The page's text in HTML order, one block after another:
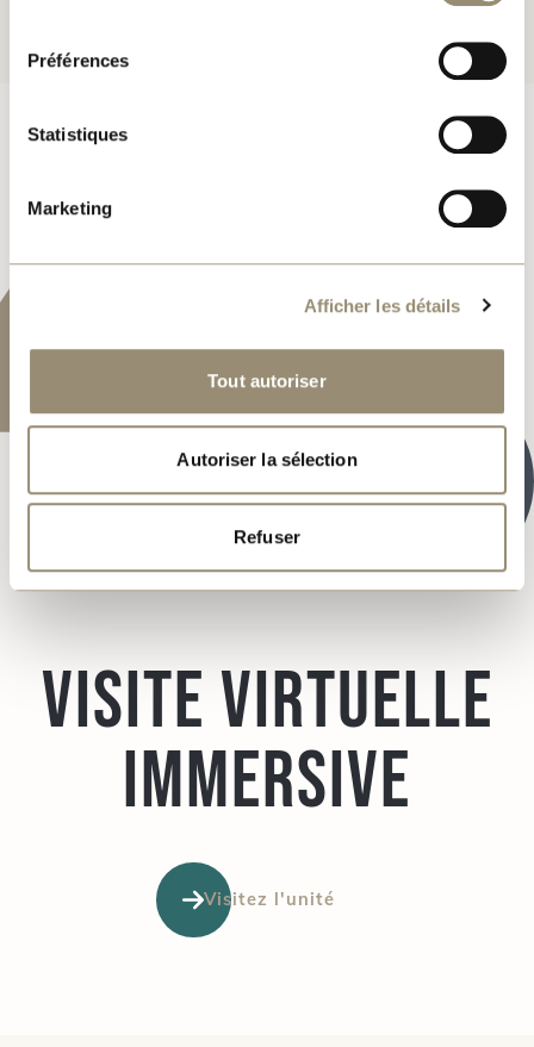
Préférences
Statistiques
Marketing
Afficher les détails
Tout autoriser
Autoriser la sélection
Refuser
Visite virtuelle
immersive
Visitez l'unité